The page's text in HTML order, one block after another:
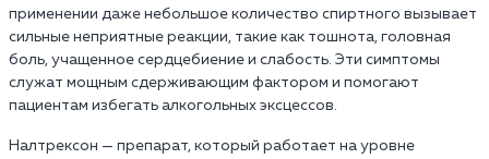
применении даже небольшое количество спиртного вызывает
сильные неприятные реакции, такие как тошнота, головная
боль, учащенное сердцебиение и слабость. Эти симптомы
служат мощным сдерживающим фактором и помогают
пациентам избегать алкогольных эксцессов.
Налтрексон — препарат, который работает на уровне